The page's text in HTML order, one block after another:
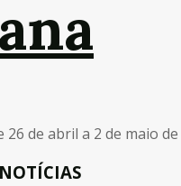
26 de abril a 2 de maio